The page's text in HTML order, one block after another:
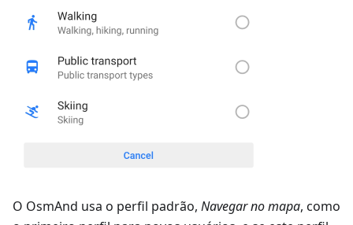
O OsmAnd usa o perfil padrão, Navegar no mapa, como